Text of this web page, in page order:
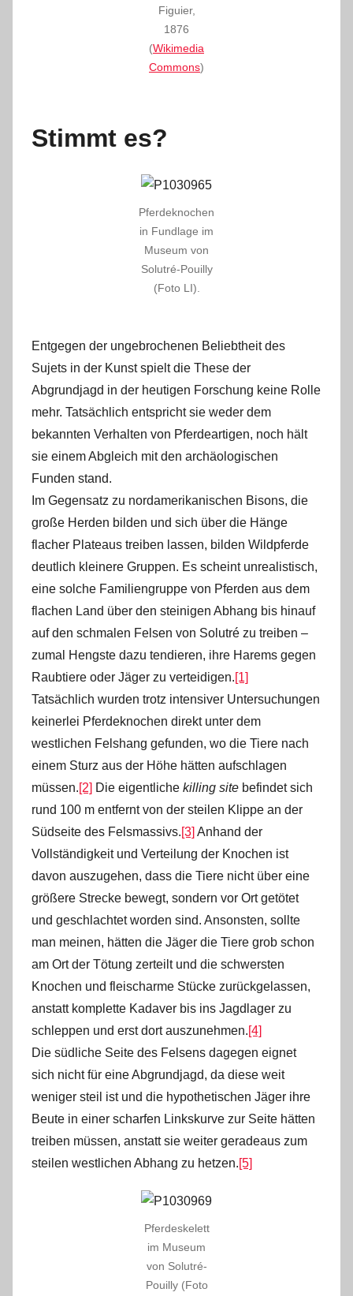
Figuier,
1876
(Wikimedia
Commons)
Stimmt es?
Pferdeknochen
in Fundlage im
Museum von
Solutré-Pouilly
(Foto LI).
Entgegen der ungebrochenen Beliebtheit des
Sujets in der Kunst spielt die These der
Abgrundjagd in der heutigen Forschung keine Rolle
mehr. Tatsächlich entspricht sie weder dem
bekannten Verhalten von Pferdeartigen, noch hält
sie einem Abgleich mit den archäologischen
Funden stand.
Im Gegensatz zu nordamerikanischen Bisons, die
große Herden bilden und sich über die Hänge
flacher Plateaus treiben lassen, bilden Wildpferde
deutlich kleinere Gruppen. Es scheint unrealistisch,
eine solche Familiengruppe von Pferden aus dem
flachen Land über den steinigen Abhang bis hinauf
auf den schmalen Felsen von Solutré zu treiben –
zumal Hengste dazu tendieren, ihre Harems gegen
Raubtiere oder Jäger zu verteidigen.[1]
Tatsächlich wurden trotz intensiver Untersuchungen
keinerlei Pferdeknochen direkt unter dem
westlichen Felshang gefunden, wo die Tiere nach
einem Sturz aus der Höhe hätten aufschlagen
müssen.[2] Die eigentliche killing site befindet sich
rund 100 m entfernt von der steilen Klippe an der
Südseite des Felsmassivs.[3] Anhand der
Vollständigkeit und Verteilung der Knochen ist
davon auszugehen, dass die Tiere nicht über eine
größere Strecke bewegt, sondern vor Ort getötet
und geschlachtet worden sind. Ansonsten, sollte
man meinen, hätten die Jäger die Tiere grob schon
am Ort der Tötung zerteilt und die schwersten
Knochen und fleischarme Stücke zurückgelassen,
anstatt komplette Kadaver bis ins Jagdlager zu
schleppen und erst dort auszunehmen.[4]
Die südliche Seite des Felsens dagegen eignet
sich nicht für eine Abgrundjagd, da diese weit
weniger steil ist und die hypothetischen Jäger ihre
Beute in einer scharfen Linkskurve zur Seite hätten
treiben müssen, anstatt sie weiter geradeaus zum
steilen westlichen Abhang zu hetzen.[5]
Pferdeskelett
im Museum
von Solutré-
Pouilly (Foto